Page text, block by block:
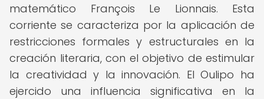
matemático François Le Lionnais. Esta
corriente se caracteriza por la aplicación de
restricciones formales y estructurales en la
creación literaria, con el objetivo de estimular
la creatividad y la innovación. El Oulipo ha
ejercido una influencia significativa en la